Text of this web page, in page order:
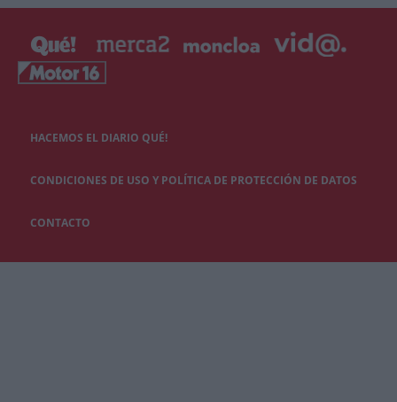
HACEMOS EL DIARIO QUÉ!
CONDICIONES DE USO Y POLÍTICA DE PROTECCIÓN DE DATOS
CONTACTO